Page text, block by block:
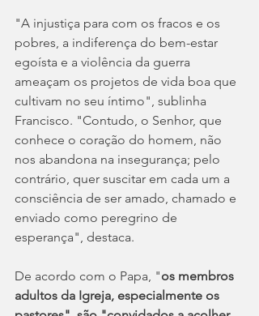
"A injustiça para com os fracos e os
pobres, a indiferença do bem-estar
egoísta e a violência da guerra
ameaçam os projetos de vida boa que
cultivam no seu íntimo", sublinha
Francisco. "Contudo, o Senhor, que
conhece o coração do homem, não
nos abandona na insegurança; pelo
contrário, quer suscitar em cada um a
consciência de ser amado, chamado e
enviado como peregrino de
esperança", destaca.
De acordo com o Papa, "os membros
adultos da Igreja, especialmente os